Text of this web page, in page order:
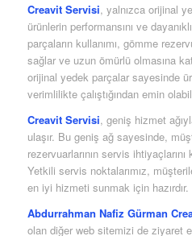
Creavit Servisi, yalnızca orijinal
ürünlerin performansını ve
parçaların kullanımı, gömme
sağlar ve uzun ömürlü olmasına
orijinal yedek parçalar sayesinde
verimlilikte çalıştığından emin
Creavit Servisi, geniş hizmet
ulaşır. Bu geniş ağ sayesinde,
rezervuarlarının servis
Yetkili servis noktalarımız,
en iyi hizmeti sunmak için hazırdır.
Abdurrahman Nafiz Gürman
olan diğer web sitemizi de ziyaret